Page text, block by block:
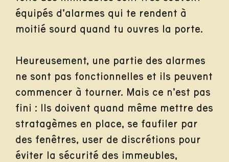
équipés d’alarmes qui te rendent à
moitié sourd quand tu ouvres la porte.
Heureusement, une partie des alarmes
ne sont pas fonctionnelles et ils peuvent
commencer à tourner. Mais ce n’est pas
fini : Ils doivent quand même mettre des
stratagèmes en place, se faufiler par
des fenêtres, user de discrétions pour
éviter la sécurité des immeubles,